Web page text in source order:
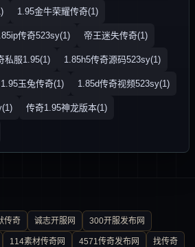
1.95金牛荣耀传奇(1)
传奇523sy(1) 帝王迷失传奇(1)
私服1.95(1) 1.85h5传奇源码523sy(1)
1.95玉兔传奇(1) 1.85d传奇视频523sy(1)
传奇1.95神龙版本(1)
传奇 诚志开服网 300开服发布网
114素材传奇网 4571传奇发布网 找传奇